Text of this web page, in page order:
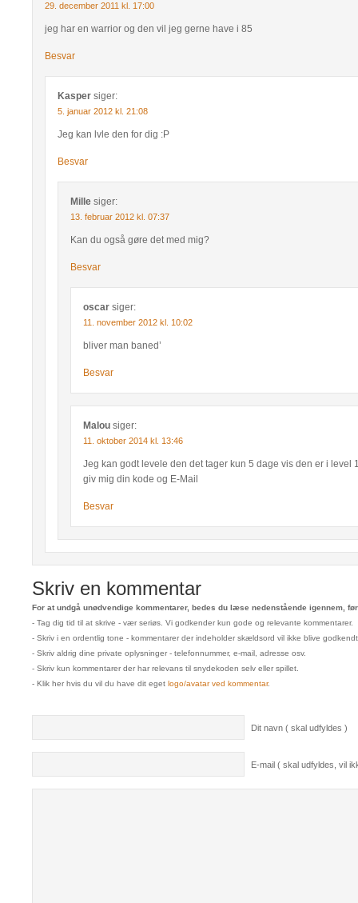
29. december 2011 kl. 17:00
jeg har en warrior og den vil jeg gerne have i 85
Besvar
Kasper siger:
5. januar 2012 kl. 21:08
Jeg kan lvle den for dig :P
Besvar
Mille siger:
13. februar 2012 kl. 07:37
Kan du også gøre det med mig?
Besvar
oscar siger:
11. november 2012 kl. 10:02
bliver man baned’
Besvar
Malou siger:
11. oktober 2014 kl. 13:46
Jeg kan godt levele den det tager kun 5 dage vis den er i level
giv mig din kode og E-Mail
Besvar
Skriv en kommentar
For at undgå unødvendige kommentarer, bedes du læse nedenstående igennem,
- Tag dig tid til at skrive - vær seriøs. Vi godkender kun gode og relevante kommentarer.
- Skriv i en ordentlig tone - kommentarer der indeholder skældsord vil ikke blive
- Skriv aldrig dine private oplysninger - telefonnummer, e-mail, adresse osv.
- Skriv kun kommentarer der har relevans til snydekoden selv eller spillet.
- Klik her hvis du vil du have dit eget logo/avatar ved kommentar.
Dit navn ( skal udfyldes )
E-mail ( skal udfyldes, vil